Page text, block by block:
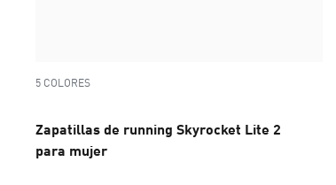
5 COLORES
Zapatillas de running Skyrocket Lite 2
para mujer